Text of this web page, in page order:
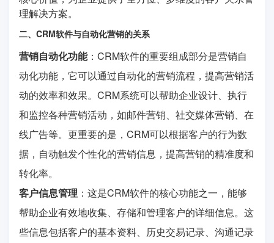
理解决方案。
二、CRM软件与自动化营销的关系
营销自动化功能：CRM软件的重要组成部分是营销自
动化功能，它可以通过自动化的营销流程，提高营销活
动的效率和效果。CRM系统可以帮助企业设计、执行
和监控各种营销活动，如邮件营销、社交媒体营销、在
线广告等。更重要的是，CRM可以根据客户的行为数
据，自动触发个性化的营销信息，提高营销的精准度和
转化率。
客户信息管理 ：这是CRM软件的核心功能之一，能够
帮助企业有效地收集、存储和管理客户的详细信息。这
些信息包括客户的基本资料、历史交易记录、沟通记录